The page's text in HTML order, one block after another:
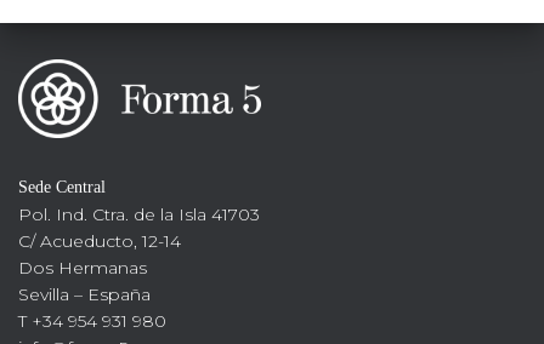
Sede Central
Pol. Ind. Ctra. de la Isla 41703
C/ Acueducto, 12-14
Dos Hermanas
Sevilla – España
T +34 954 931 980